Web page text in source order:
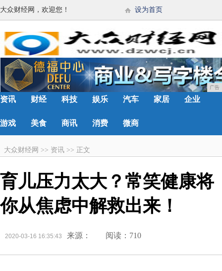
大众财经网，欢迎您！ 设为首页
广告
资讯 财经 科技 娱乐 汽车 家居 企业
游戏 美食 商讯 消费 微商
大众财经网 >> 资讯 >> 正文
育儿压力太大？常笑健康将
你从焦虑中解救出来！
2020-03-16 16:35:43 来源： 阅读：710